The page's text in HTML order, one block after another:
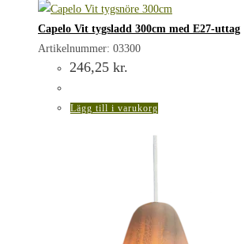
Capelo Vit tygsladd 300cm med E27-uttag
Artikelnummer: 03300
246,25 kr.
Lägg till i varukorg